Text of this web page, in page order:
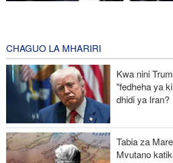
Malaysia na Indonesia zasisitiza kuunga
maeneo matakatifu Baytul-Muqaddas
Afrika Kusini yaadhimisha Maandamano
mapambano ya uhuru bado yanaendelea
UNICEF yachukua hatua dhidi ya afisa
ujasusi kwa maslahi ya Israel
CHAGUO LA MHARIRI
Kwa nini
"fedheha ya
dhidi ya Iran?
Tabia za
Mvutano